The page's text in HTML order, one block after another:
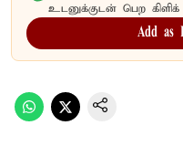
உடனுக்குடன் பெற கிளிக்
Add as